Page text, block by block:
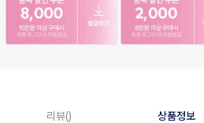
리뷰() 상품정보